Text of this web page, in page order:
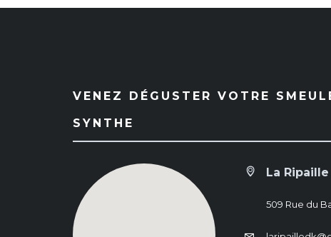
VENEZ DÉGUSTER VOTRE
SYNTHE
La Ripaille
509 Rue du